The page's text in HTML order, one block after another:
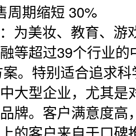
周期缩短 30%
为美妆、教育、游
等超过39个行业
。特别适合追求
大型企业，尤其是
牌。客户满意度高